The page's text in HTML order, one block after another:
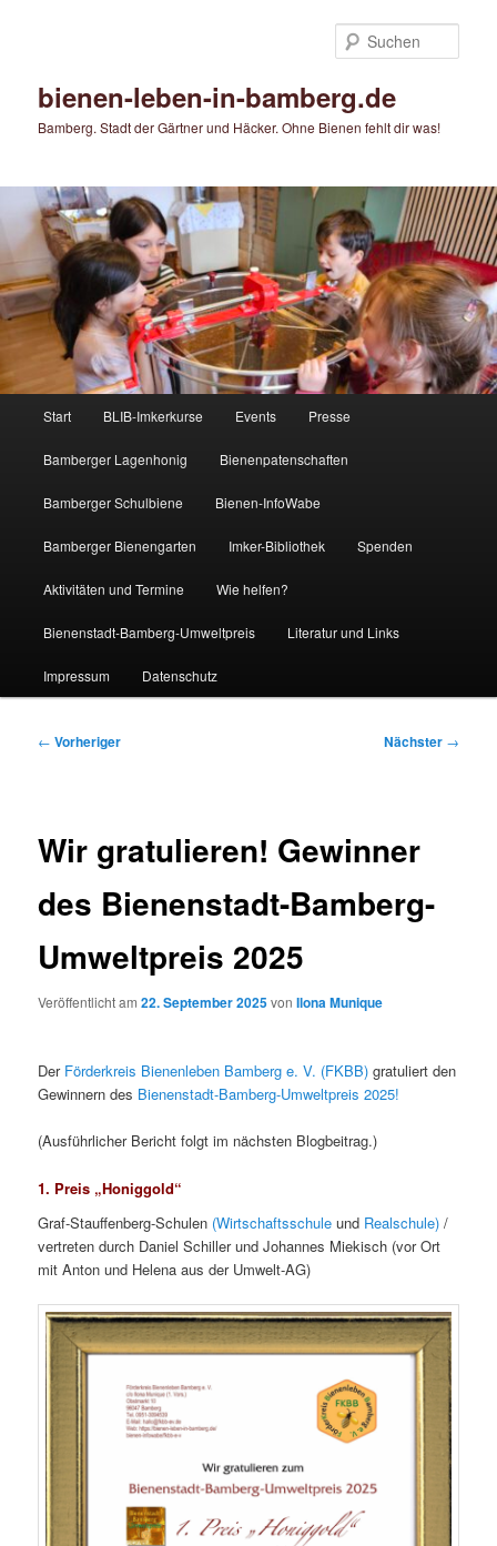
bienen-leben-in-bamberg.de
Bamberg. Stadt der Gärtner und Häcker. Ohne Bienen fehlt dir was!
Start BLIB-Imkerkurse Events Presse
Bamberger Lagenhonig Bienenpatenschaften
Bamberger Schulbiene Bienen-InfoWabe
Bamberger Bienengarten Imker-Bibliothek Spenden
Aktivitäten und Termine Wie helfen?
Bienenstadt-Bamberg-Umweltpreis Literatur und Links
Impressum Datenschutz
Beitragsnavigation
← Vorheriger Nächster →
Wir gratulieren! Gewinner
des Bienenstadt-Bamberg-
Umweltpreis 2025
Veröffentlicht am22. September 2025vonIlona Munique
Der Förderkreis Bienenleben Bamberg e. V. (FKBB) gratuliert den
Gewinnern des Bienenstadt-Bamberg-Umweltpreis 2025!
(Ausführlicher Bericht folgt im nächsten Blogbeitrag.)
1. Preis „Honiggold“
Graf-Stauffenberg-Schulen (Wirtschaftsschule und Realschule) /
vertreten durch Daniel Schiller und Johannes Miekisch (vor Ort
mit Anton und Helena aus der Umwelt-AG)